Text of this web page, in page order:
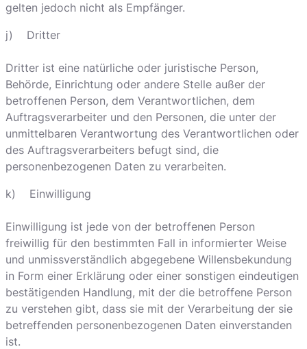
gelten jedoch nicht als Empfänger.
j) Dritter
Dritter ist eine natürliche oder juristische Person,
Behörde, Einrichtung oder andere Stelle außer der
betroffenen Person, dem Verantwortlichen, dem
Auftragsverarbeiter und den Personen, die unter der
unmittelbaren Verantwortung des Verantwortlichen oder
des Auftragsverarbeiters befugt sind, die
personenbezogenen Daten zu verarbeiten.
k) Einwilligung
Einwilligung ist jede von der betroffenen Person
freiwillig für den bestimmten Fall in informierter Weise
und unmissverständlich abgegebene Willensbekundung
in Form einer Erklärung oder einer sonstigen eindeutigen
bestätigenden Handlung, mit der die betroffene Person
zu verstehen gibt, dass sie mit der Verarbeitung der sie
betreffenden personenbezogenen Daten einverstanden
ist.